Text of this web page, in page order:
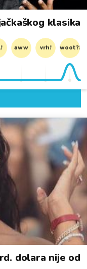
klasika
aww vrh! woot?!
dolara nije od